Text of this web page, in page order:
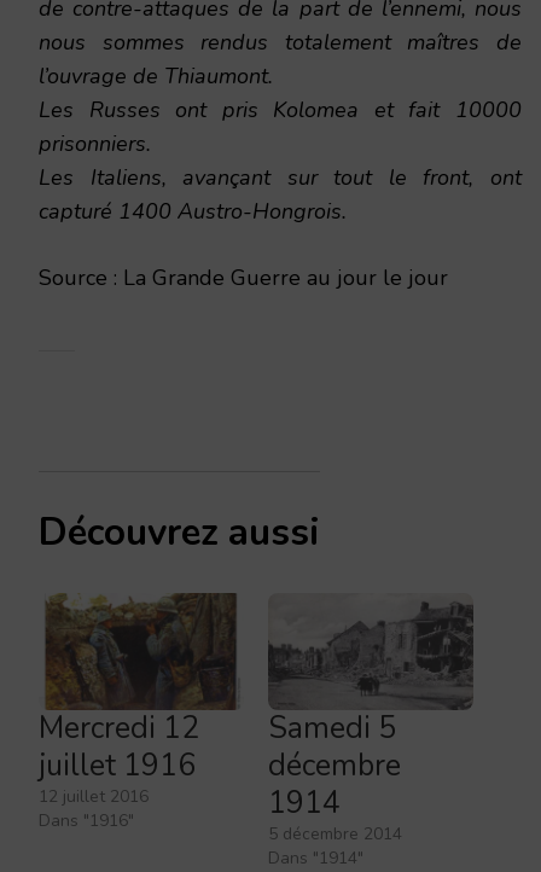
de contre-attaques de la part de l’ennemi, nous
nous sommes rendus totalement maîtres de
l’ouvrage de Thiaumont.
Les Russes ont pris Kolomea et fait 10000
prisonniers.
Les Italiens, avançant sur tout le front, ont
capturé 1400 Austro-Hongrois.
Source : La Grande Guerre au jour le jour
Découvrez aussi
Mercredi 12
juillet 1916
12 juillet 2016
Dans "1916"
Samedi 5
décembre
1914
5 décembre 2014
Dans "1914"